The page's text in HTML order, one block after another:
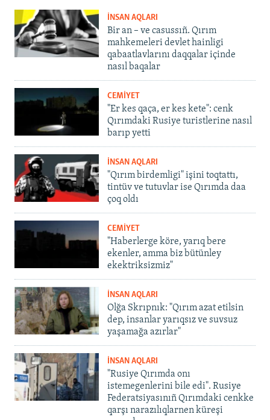
İNSAN AQLARI
Bir an – ve casussıñ. Qırım
mahkemeleri devlet hainligi
qabaatlavlarını daqqalar içinde
nasıl baqalar
CEMİYET
"Er kes qaça, er kes kete": cenk
Qırımdaki Rusiye turistlerine nasıl
barıp yetti
İNSAN AQLARI
"Qırım birdemligi" işini toqtattı,
tintüv ve tutuvlar ise Qırımda daa
çoq oldı
CEMİYET
"Haberlerge köre, yarıq bere
ekenler, amma biz bütünley
ekektriksizmiz"
İNSAN AQLARI
Olğa Skrıpnık: "Qırım azat etilsin
dep, insanlar yarıqsız ve suvsuz
yaşamağa azırlar"
İNSAN AQLARI
"Rusiye Qırımda onı
istemegenlerini bile edi". Rusiye
Federatsiyasınıñ Qırımdaki cenkke
qarşı narazılıqlarnen küreşi